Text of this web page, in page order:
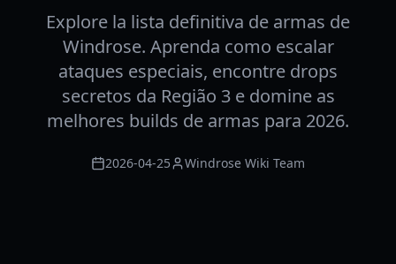
Explore la lista definitiva de armas de
Windrose. Aprenda como escalar
ataques especiais, encontre drops
secretos da Região 3 e domine as
melhores builds de armas para 2026.
2026-04-25 Windrose Wiki Team